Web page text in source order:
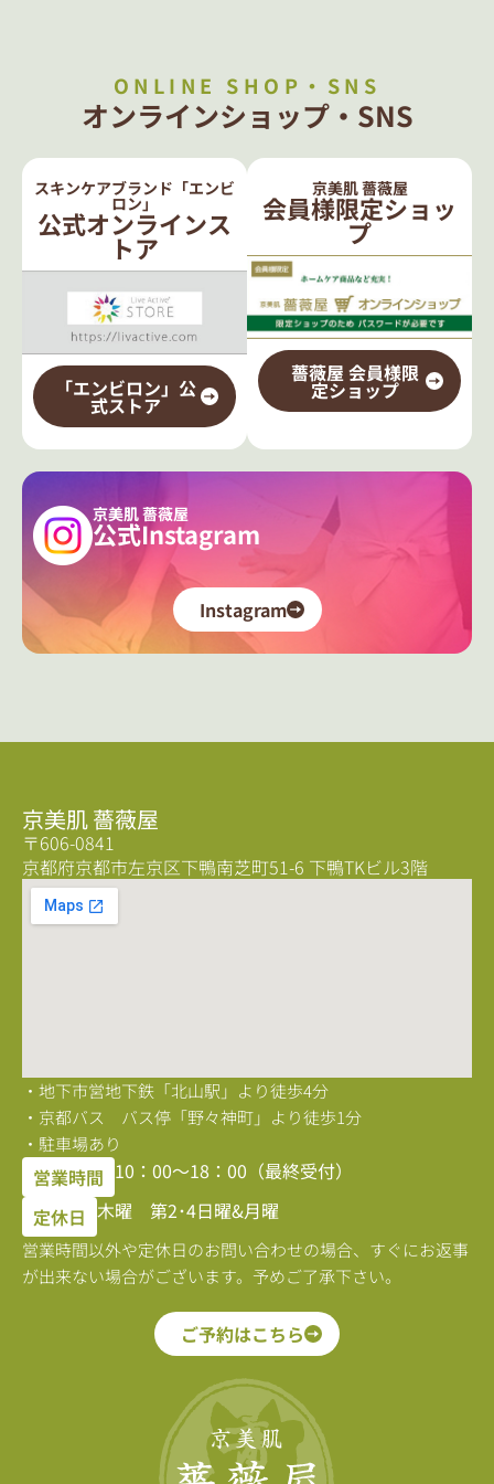
ONLINE SHOP・SNS
オンラインショップ・SNS
スキンケアブランド「エンビ
ロン」
公式オンラインス
トア
「エンビロン」公
式ストア
京美肌 薔薇屋
会員様限定ショッ
プ
薔薇屋 会員様限
定ショップ
京美肌 薔薇屋
公式Instagram
Instagram
京美肌 薔薇屋
〒606-0841
京都府京都市左京区下鴨南芝町51-6 下鴨TKビル3階
・地下市営地下鉄「北山駅」より徒歩4分
・京都バス バス停「野々神町」より徒歩1分
・駐車場あり
営業時間 10：00〜18：00（最終受付）
定休日 木曜 第2･4日曜&月曜
営業時間以外や定休日のお問い合わせの場合、すぐにお返事
が出来ない場合がございます。予めご了承下さい。
ご予約はこちら